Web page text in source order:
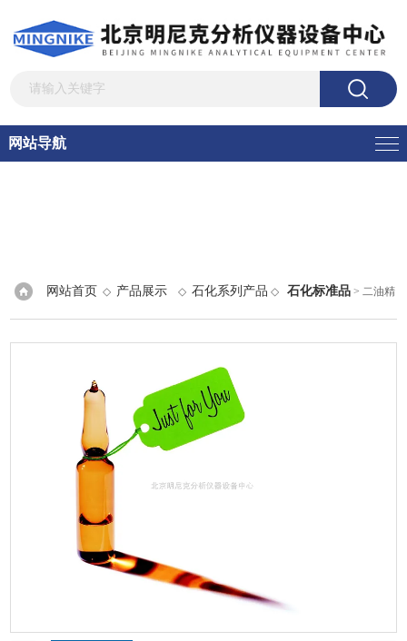
网站导航
网站首页 ◇ 产品展示 ◇石化系列产品 ◇石化标准品 > 二油精
（1,3-二[顺-十八烯酰]甘油）,ASTM方法D6584-00和EN14105 （生物柴油）